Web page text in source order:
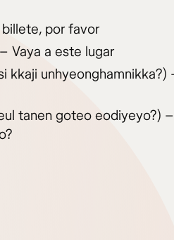
por favor
Vaya a este lugar
kkaji unhyeonghamnikka?)
tanen goteo eodiyeyo?) –